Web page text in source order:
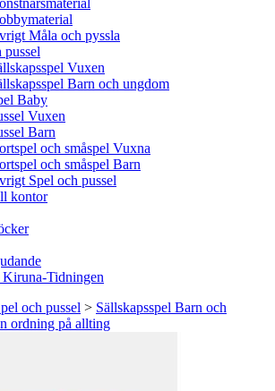
Måla och pyssla
pussel
Vuxen
Barn och ungdom
Baby
Vuxen
Barn
och småspel Vuxna
och småspel Barn
Spel och pussel
kontor
Kiruna-Tidningen
och pussel > Sällskapsspel Barn och
ordning på allting